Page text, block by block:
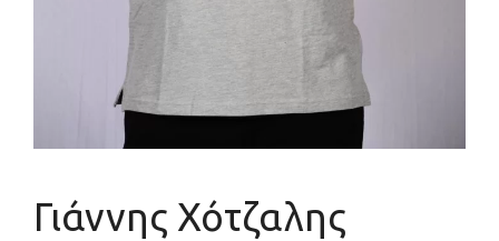
Γιάννης Χότζαλης